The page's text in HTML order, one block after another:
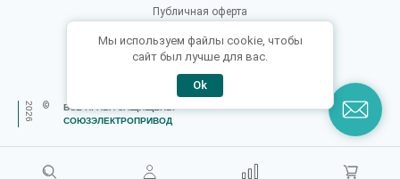
Публичная оферта
Пользовательское соглашение
Политика конфиденциальности
©
2026
ВСЕ ПРАВА ЗАЩИЩЕНЫ
СОЮЗЭЛЕКТРОПРИВОД
Мы используем файлы cookie, чтобы
сайт был лучше для вас.
Ok